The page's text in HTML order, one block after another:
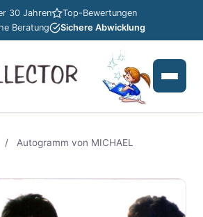
30 Jahren
Top-Bewertungen
Beratung
Sichere Abwicklung
/
Autogramm von MICHAEL